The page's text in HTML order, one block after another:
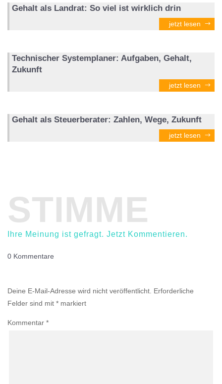
Gehalt als Landrat: So viel ist wirklich drin
jetzt lesen
Technischer Systemplaner: Aufgaben, Gehalt,
Zukunft
jetzt lesen
Gehalt als Steuerberater: Zahlen, Wege, Zukunft
jetzt lesen
STIMME
Ihre Meinung ist gefragt. Jetzt Kommentieren.
0 Kommentare
Deine E-Mail-Adresse wird nicht veröffentlicht. Erforderliche
Felder sind mit * markiert
Kommentar *